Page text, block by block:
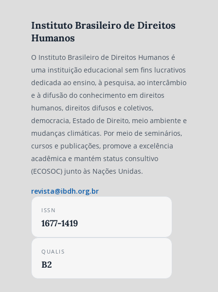
Instituto Brasileiro de Direitos
Humanos
O Instituto Brasileiro de Direitos Humanos é
uma instituição educacional sem fins lucrativos
dedicada ao ensino, à pesquisa, ao intercâmbio
e à difusão do conhecimento em direitos
humanos, direitos difusos e coletivos,
democracia, Estado de Direito, meio ambiente e
mudanças climáticas. Por meio de seminários,
cursos e publicações, promove a excelência
acadêmica e mantém status consultivo
(ECOSOC) junto às Nações Unidas.
revista@ibdh.org.br
ISSN
1677-1419
QUALIS
B2